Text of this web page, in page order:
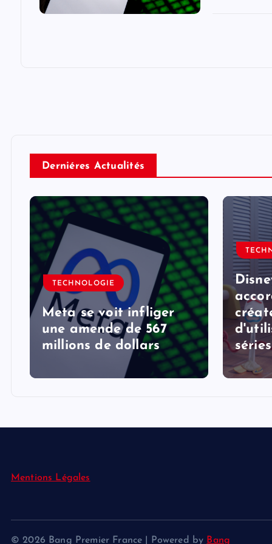
Derniéres Actualités
TECHNOLOGIE
Meta se voit infliger
une amende de 567
millions de dollars
Mentions Légales
© 2026 Bang Premier France | Powered by Bang